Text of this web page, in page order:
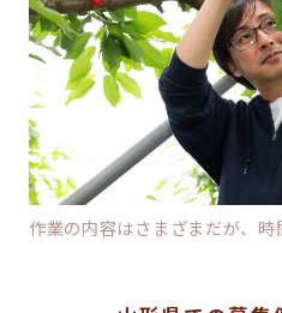
作業の内容はさまざまだが、時